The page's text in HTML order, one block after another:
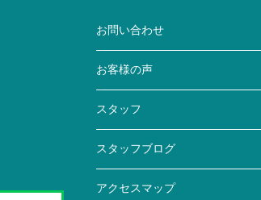
お問い合わせ
お客様の声
スタッフ
スタッフブログ
アクセスマップ